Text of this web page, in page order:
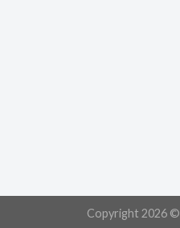
Copyright 2026 ©